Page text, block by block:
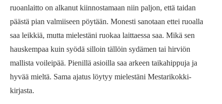
ruoanlaitto on alkanut kiinnostamaan niin paljon, että taidan
päästä pian valmiiseen pöytään. Monesti sanotaan ettei ruoalla
saa leikkiä, mutta mielestäni ruokaa laittaessa saa. Mikä sen
hauskempaa kuin syödä silloin tällöin sydämen tai hirviön
mallista voileipää. Pienillä asioilla saa arkeen taikahippuja ja
hyvää mieltä. Sama ajatus löytyy mielestäni Mestarikokki-
kirjasta.